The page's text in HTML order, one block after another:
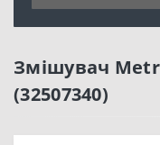
Змішувач
(32507340)